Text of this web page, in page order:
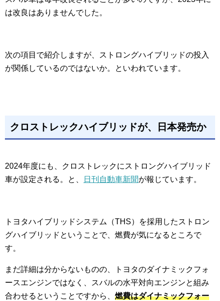
は改良はありませんでした。
次の項目で紹介しますが、ストロングハイブリッドの投入
が関係しているのではないか。といわれています。
クロストレックハイブリッドが、日本発売か
2024年度にも、クロストレックにストロングハイブリッド
車が設定される。と、
日刊自動車新聞が報じています。
トヨタハイブリッドシステム（THS）を採用したストロン
グハイブリッドということで、燃費が気になるところで
す。
まだ詳細は分からないものの、トヨタのダイナミックフォ
ースエンジンではなく、スバルの水平対向エンジンと組み
合わせるということですから、 燃費はダイナミックフォー